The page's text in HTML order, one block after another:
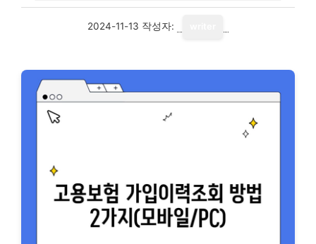
2024-11-13 작성자: